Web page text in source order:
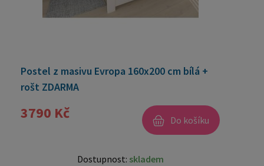
Postel z masivu Evropa 160x200 cm bílá +
rošt ZDARMA
3790 Kč Do košíku
Dostupnost: skladem